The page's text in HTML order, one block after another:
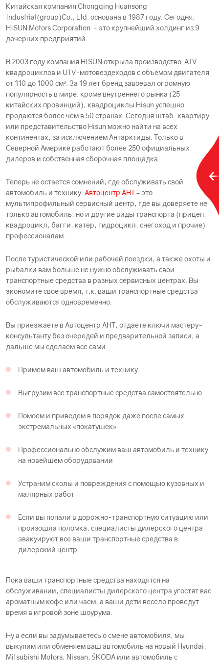
Китайская компания Chongqing Huansong
Industrial(group)Co., Ltd. основана в 1987 году. Сегодня,
HISUN Motors Corporation - это крупнейший холдинг из 9
дочерних предприятий.
В 2003 году компания HISUN открыла производство ATV-
квадроциклов и UTV-мотовездеходов с объёмом двигателя
от 110 до 1000 см³. За 19 лет бренд завоевал огромную
популярность в мире: кроме внутреннего рынка (25
китайских провинций), квадроциклы Hisun успешно
продаются более чем в 50 странах. Сегодня штаб-квартиру
или представительство Hisun можно найти на всех
континентах, за исключением Антарктиды. Только в
Северной Америке работают более 250 официальных
дилеров и собственная сборочная площадка.
Теперь не остается сомнений, где обслуживать свой
автомобиль и технику. Автоцентр АНТ– это
мультипрофильный сервисный центр, где вы доверяете не
только автомобиль, но и другие виды транспорта (прицеп,
квадроцикл, багги, катер, гидроцикл, снегоход и прочие)
профессионалам.
После туристической или рабочей поездки, а также охоты и
рыбалки вам больше не нужно обслуживать свои
транспортные средства в разных сервисных центрах. Вы
экономите свое время, т.к. ваши транспортные средства
обслуживаются одновременно.
Вы приезжаете в Автоцентр АНТ, отдаете ключи мастеру-
консультанту без очередей и предварительной записи, а
дальше мы сделаем все сами.
Примем ваш автомобиль и технику.
Выгрузим все транспортные средства самостоятельно
Помоем и приведем в порядок даже после самых
экстремальных «покатушек»
Профессионально обслужим ваш автомобиль и технику
на новейшем оборудовании
Устраним сколы и повреждения с помощью кузовных и
малярных работ
Если вы попали в дорожно-транспортную ситуацию или
произошла поломка, специалисты дилерского центра
эвакуируют все ваши транспортные средства в
дилерский центр.
Пока ваши транспортные средства находятся на
обслуживании, специалисты дилерского центра угостят вас
ароматным кофе или чаем, а ваши дети весело проведут
время в игровой зоне шоурума.
Ну а если вы задумываетесь о смене автомобиля, мы
выкупим или обменяем ваш автомобиль на новый Hyundai,
Mitsubishi Motors, Nissan, ŠKODA или автомобиль с